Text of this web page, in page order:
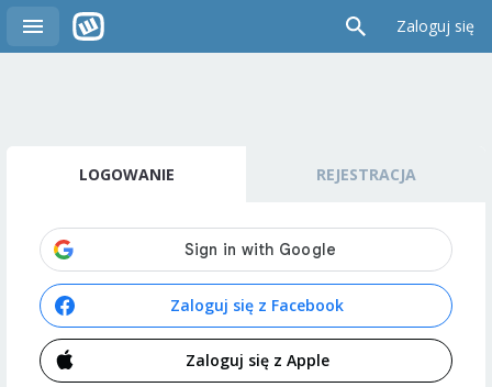
Zaloguj się
LOGOWANIE REJESTRACJA
Zaloguj się z Facebook
Zaloguj się z Apple